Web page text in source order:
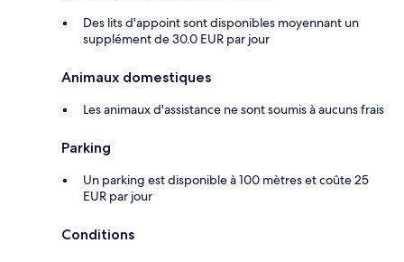
Des lits d'appoint sont disponibles moyennant un
supplément de 30.0 EUR par jour
Animaux domestiques
Les animaux d'assistance ne sont soumis à aucuns frais
Parking
Un parking est disponible à 100 mètres et coûte 25
EUR par jour
Conditions